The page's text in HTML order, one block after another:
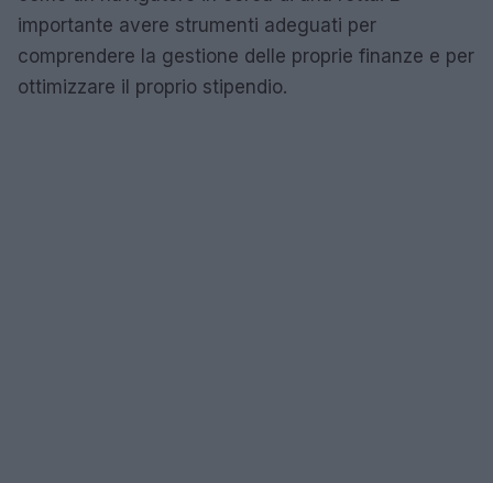
importante avere strumenti adeguati per
comprendere la gestione delle proprie finanze e per
ottimizzare il proprio stipendio.